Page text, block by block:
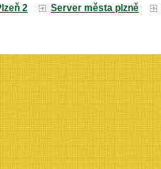
2 Server města plzně